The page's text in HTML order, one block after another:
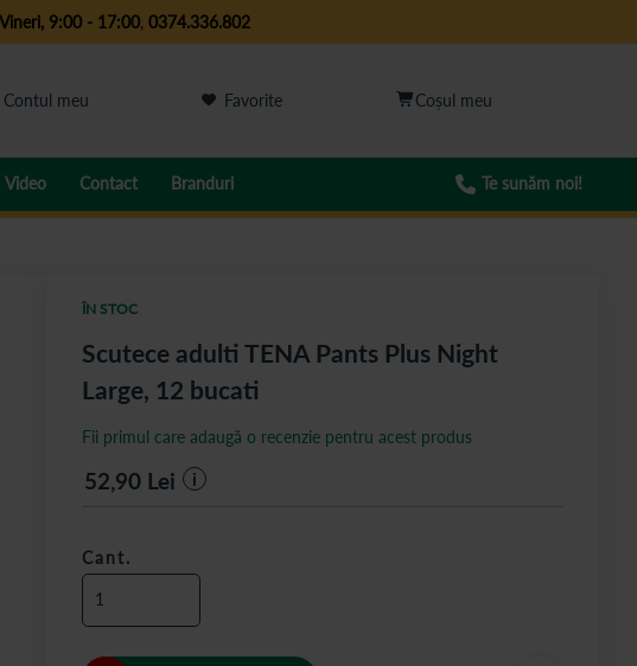
9:00 - 17:00, 0374.336.802
Contul meu Favorite
Video Contact Branduri Te sunăm noi!
Scutece adulti TENA Pants Plus Night
Large, 12 bucati
ÎN STOC
Fii primul care adaugă o recenzie pentru acest produs
52,90Lei i
Cant.